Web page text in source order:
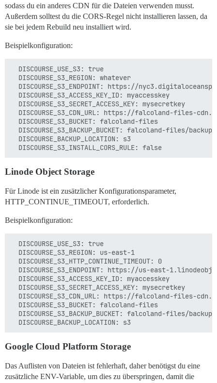
sodass du ein anderes CDN für die Dateien verwenden musst.
Außerdem solltest du die CORS-Regel nicht installieren lassen, da
sie bei jedem Rebuild neu installiert wird.
Beispielkonfiguration:
  DISCOURSE_USE_S3: true
  DISCOURSE_S3_REGION: whatever
DISCOURSE_S3_ENDPOINT: https://
  DISCOURSE_S3_ACCESS_KEY_ID: myaccesskey
  DISCOURSE_S3_SECRET_ACCESS_KEY: mysecretkey
DISCOURSE_S3_CDN_URL: https://falcoland-files-
  DISCOURSE_S3_BUCKET: falcoland-files
  DISCOURSE_S3_BACKUP_BUCKET: falcoland-files/backups
  DISCOURSE_BACKUP_LOCATION: s3
Linode Object Storage
Für Linode ist ein zusätzlicher Konfigurationsparameter,
HTTP_CONTINUE_TIMEOUT, erforderlich.
Beispielkonfiguration:
  DISCOURSE_USE_S3: true
  DISCOURSE_S3_REGION: us-east-1
  DISCOURSE_S3_HTTP_CONTINUE_TIMEOUT: 0
DISCOURSE_S3_ENDPOINT: https://us-east-
  DISCOURSE_S3_ACCESS_KEY_ID: myaccesskey
  DISCOURSE_S3_SECRET_ACCESS_KEY: mysecretkey
DISCOURSE_S3_CDN_URL: https://falcoland-files-
  DISCOURSE_S3_BUCKET: falcoland-files
  DISCOURSE_S3_BACKUP_BUCKET: falcoland-files/backup
Google Cloud Platform Storage
Das Auflisten von Dateien ist fehlerhaft, daher benötigst du eine
zusätzliche ENV-Variable, um dies zu überspringen, damit die